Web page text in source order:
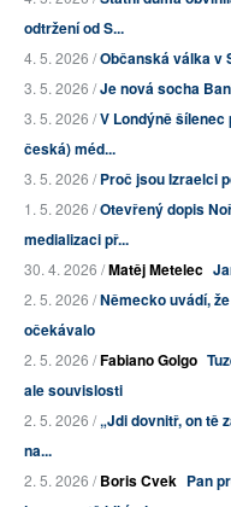
odtržení od S...
4. 5. 2026 /Občanská válka v
3. 5. 2026 /Je nová socha
3. 5. 2026 /V Londýně šílenec
česká) méd...
3. 5. 2026 /Proč jsou Izraelci
1. 5. 2026 /Otevřený dopis
medializaci př...
30. 4. 2026 /Matěj Metelec
2. 5. 2026 /Německo uvádí,
očekávalo
2. 5. 2026 /Fabiano Golgo
ale souvislosti
2. 5. 2026 /„Jdi dovnitř, on tě
na...
2. 5. 2026 /Boris Cvek Pan